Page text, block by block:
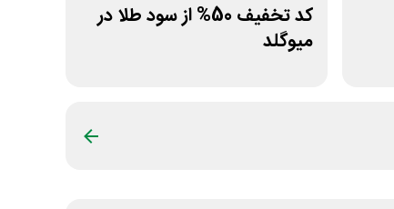
کد تخفیف 50% از سود طلا در
میوگلد